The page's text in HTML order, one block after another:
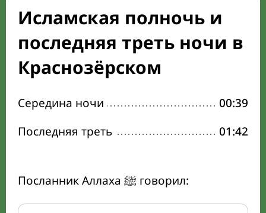
Исламская полночь и
последняя треть ночи в
Краснозёрском
Середина ночи
00:39
Последняя треть
01:42
Посланник Аллаха ﷺ говорил: